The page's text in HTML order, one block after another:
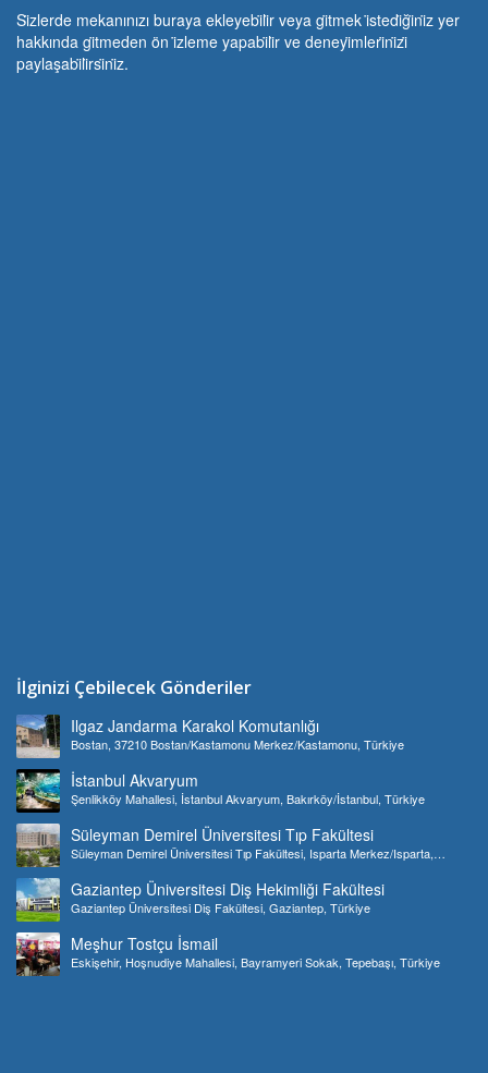
Si̇zlerde mekanınızı buraya ekleyebi̇li̇r veya gi̇tmek i̇stedi̇ği̇ni̇z yer
hakkında gi̇tmeden ön i̇zleme yapabi̇li̇r ve deneyi̇mleri̇ni̇zi̇
paylaşabi̇li̇rsi̇ni̇z.
İlginizi Çebilecek Gönderiler
Ilgaz Jandarma Karakol Komutanlığı
Bostan, 37210 Bostan/Kastamonu Merkez/Kastamonu, Türkiye
İstanbul Akvaryum
Şenlikköy Mahallesi, İstanbul Akvaryum, Bakırköy/İstanbul, Türkiye
Süleyman Demirel Üniversitesi Tıp Fakültesi
Süleyman Demirel Üniversitesi Tıp Fakültesi, Isparta Merkez/Isparta,
Gaziantep Üniversitesi Diş Hekimliği Fakültesi
Gaziantep Üniversitesi Diş Fakültesi, Gaziantep, Türkiye
Meşhur Tostçu İsmail
Eskişehir, Hoşnudiye Mahallesi, Bayramyeri Sokak, Tepebaşı, Türkiye